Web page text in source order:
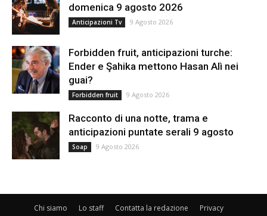
domenica 9 agosto 2026
Anticipazioni Tv 9 Agosto 2026
Forbidden fruit, anticipazioni turche:
Ender e Şahika mettono Hasan Alì nei
guai?
Forbidden fruit 9 Agosto 2026
Racconto di una notte, trama e
anticipazioni puntate serali 9 agosto
Soap 9 Agosto 2026
Chi siamo Lo staff Contatta la redazione
Privacy